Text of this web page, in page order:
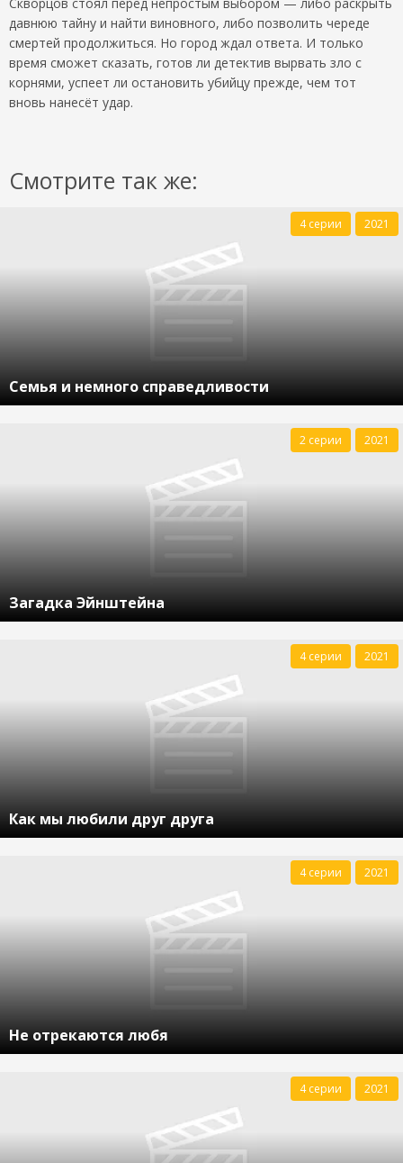
давнюю тайну и найти виновного, либо позволить череде
смертей продолжиться. Но город ждал ответа. И только
время сможет сказать, готов ли детектив вырвать зло с
корнями, успеет ли остановить убийцу прежде, чем тот
вновь нанесёт удар.
Смотрите так же:
Семья и немного справедливости
4 серии 2021
Загадка Эйнштейна
2 серии 2021
Как мы любили друг друга
4 серии 2021
Не отрекаются любя
4 серии 2021
4 серии 2021